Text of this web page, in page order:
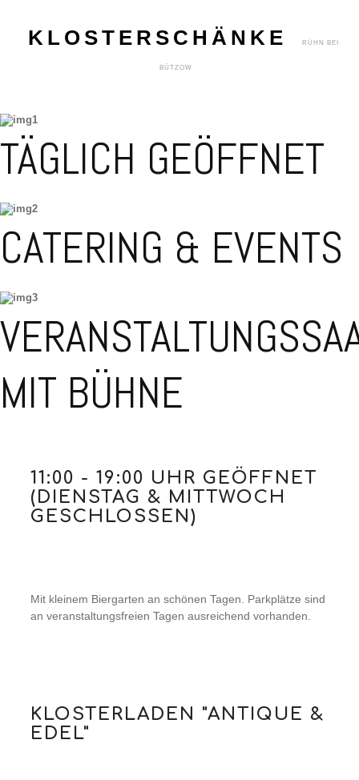
HOME
SPEISEKARTE
KONTAKT
KLOSTERSCHÄNKE
TÄGLICH GEÖFFNET
CATERING & EVENTS
MIT BÜHNE
11:00 - 19:00 UHR GEÖFFNET
(DIENSTAG & MITTWOCH
GESCHLOSSEN)
Mit kleinem Biergarten an schönen Tagen. Parkplätze sind
an veranstaltungsfreien Tagen ausreichend vorhanden.
KLOSTERLADEN "ANTIQUE &
EDEL"